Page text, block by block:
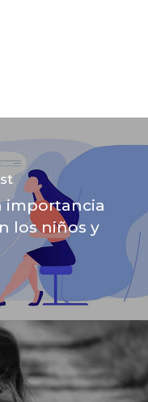
importancia
los niños y